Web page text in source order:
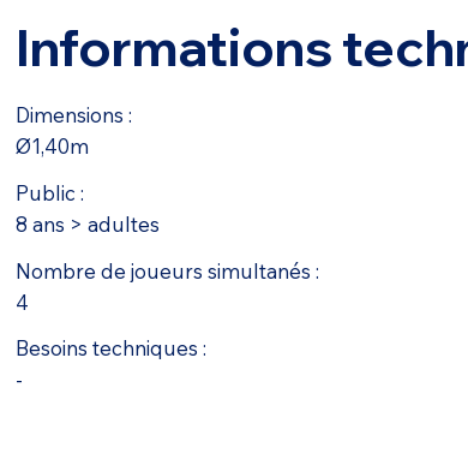
Informations
Dimensions :
Ø1,40m
Public :
8 ans > adultes
Nombre de joueurs simultanés :
4
Besoins techniques :
-